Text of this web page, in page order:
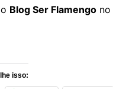
o Blog Ser Flamengo no
isso: